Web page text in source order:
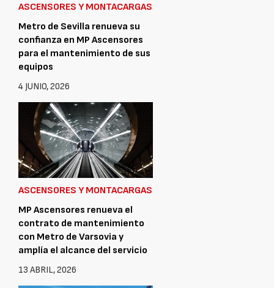
ASCENSORES Y MONTACARGAS
Metro de Sevilla renueva su
confianza en MP Ascensores
para el mantenimiento de sus
equipos
4 JUNIO, 2026
ASCENSORES Y MONTACARGAS
MP Ascensores renueva el
contrato de mantenimiento
con Metro de Varsovia y
amplía el alcance del servicio
13 ABRIL, 2026